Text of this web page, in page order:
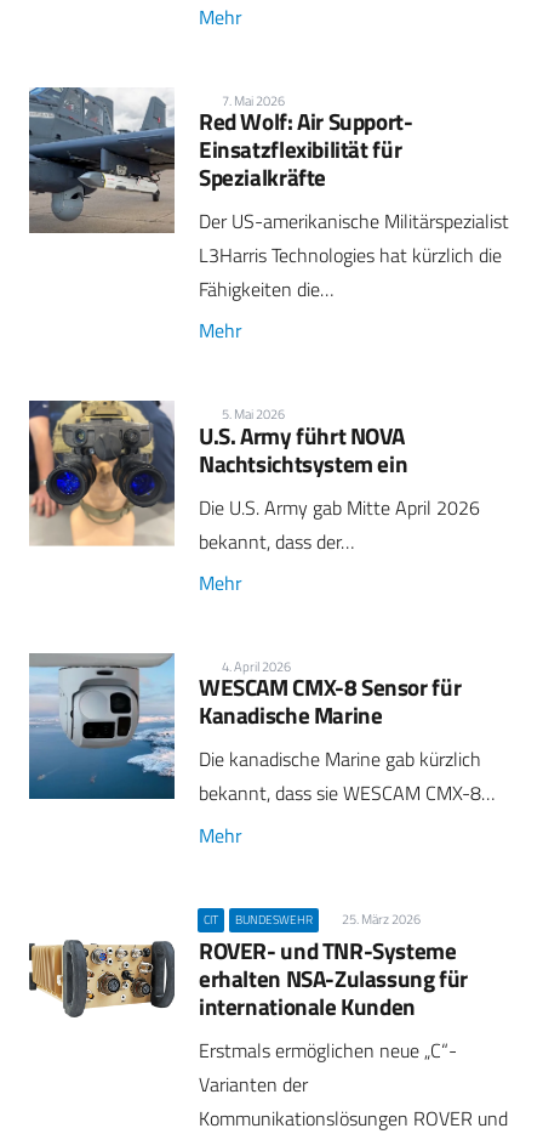
Mehr
7. Mai 2026
Red Wolf: Air Support-
Einsatzflexibilität für
Spezialkräfte
Der US-amerikanische Militärspezialist
L3Harris Technologies hat kürzlich die
Fähigkeiten die…
Mehr
5. Mai 2026
U.S. Army führt NOVA
Nachtsichtsystem ein
Die U.S. Army gab Mitte April 2026
bekannt, dass der…
Mehr
4. April 2026
WESCAM CMX-8 Sensor für
Kanadische Marine
Die kanadische Marine gab kürzlich
bekannt, dass sie WESCAM CMX-8…
Mehr
CIT BUNDESWEHR 25. März 2026
ROVER- und TNR-Systeme
erhalten NSA-Zulassung für
internationale Kunden
Erstmals ermöglichen neue „C“-
Varianten der
Kommunikationslösungen ROVER und